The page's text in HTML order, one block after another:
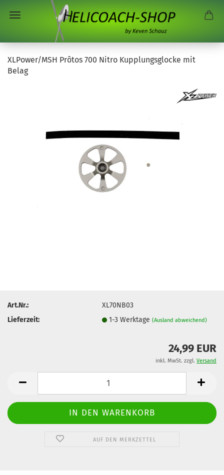
XLPower/MSH Prôtos 700 Nitro Kupplungsglocke mit
Belag
Art.Nr.:
XL70NB03
Lieferzeit:
1-3 Werktage(Ausland abweichend)
24,99 EUR
inkl. MwSt. zzgl. Versand
AUF DEN MERKZETTEL